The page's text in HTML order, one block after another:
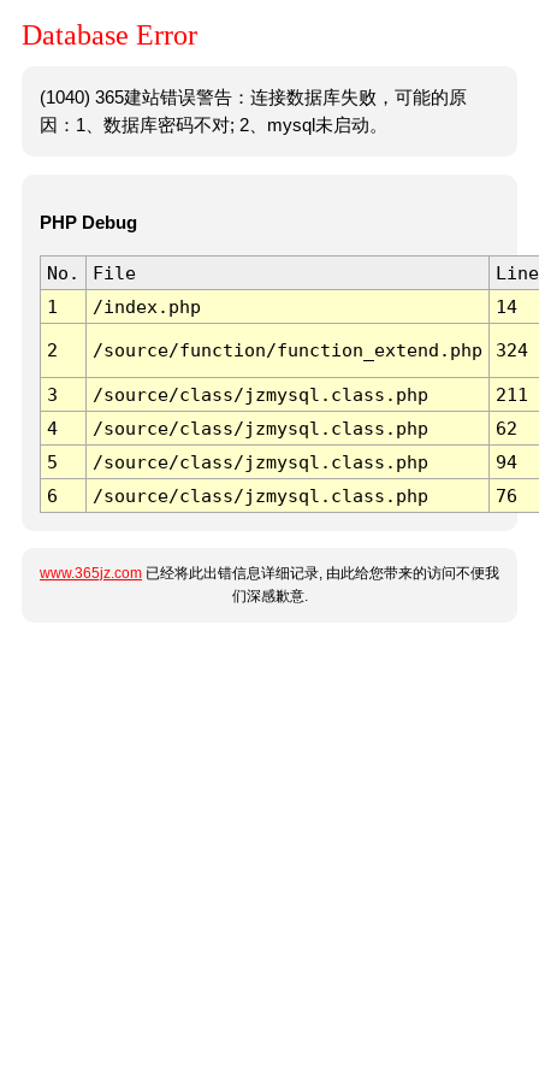
Database Error
(1040) 365建站错误警告：连接数据库失败，可能的原
因：1、数据库密码不对; 2、mysql未启动。
PHP Debug
No. File
Line
1
/index.php 14
2 /source/function/function_extend.php 324
3 /source/class/jzmysql.class.php
211
4
/source/class/jzmysql.class.php
62
5
/source/class/jzmysql.class.php
94
6
/source/class/jzmysql.class.php 76
www.365jz.com 已经将此出错信息详细记录, 由此给您带来的访问不便我
们深感歉意.